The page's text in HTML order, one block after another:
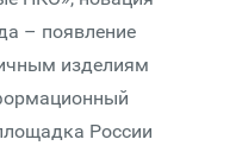
– появление
изделиям
России